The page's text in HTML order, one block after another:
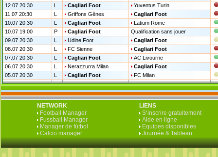
12.07 20:30
L Cagliari Foot
Yuventus Turin
11.07 20:30
L Griffons Gênes
Cagliari Foot
10.07 20:30
L Cagliari Foot
Latium Rome
10.07 19:00
P Cagliari Foot
Qualification sans jouer
09.07 20:30
L Udine Foot
Cagliari Foot
08.07 20:30
L FC Sienne
Cagliari Foot
07.07 20:30
L Cagliari Foot
AC Livourne
06.07 20:30
L Nerazzurra Milan
Cagliari Foot
05.07 20:30
L Cagliari Foot FC Milan
NETWORK
Football Manager
Fussball Manager
Manager de fútbol
Calcio manager
LIENS
S‘inscrire gratuitement
Aide en ligne
Equipes disponibles
Journée & Tableau